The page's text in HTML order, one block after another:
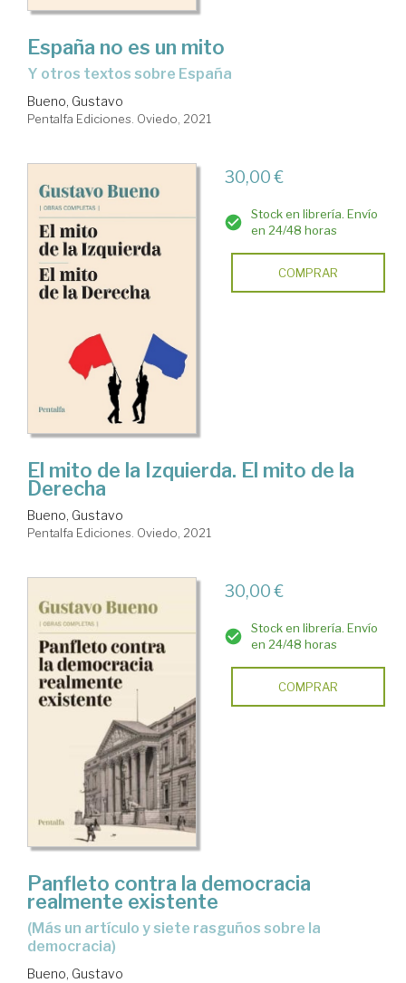
España no es un mito
y otros textos sobre España
Bueno, Gustavo
Pentalfa Ediciones. Oviedo, 2021
30,00 €
Stock en librería. Envío
en 24/48 horas
COMPRAR
El mito de la Izquierda. El mito de la
Derecha
Bueno, Gustavo
Pentalfa Ediciones. Oviedo, 2021
30,00 €
Stock en librería. Envío
en 24/48 horas
COMPRAR
Panfleto contra la democracia
realmente existente
(más un artículo y siete rasguños sobre la
democracia)
Bueno, Gustavo